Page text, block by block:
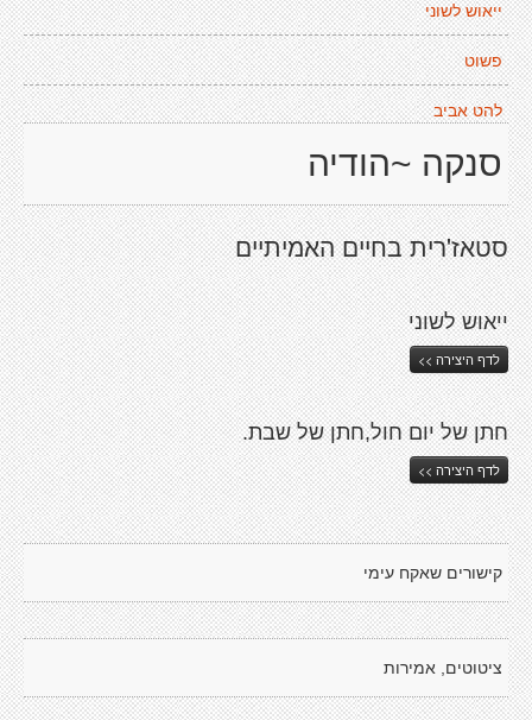
ייאוש לשוני
פשוט
להט אביב
סנקה ~הודיה
סטאז'רית בחיים האמיתיים
ייאוש לשוני
לדף היצירה >>
חתן של יום חול,חתן של שבת.
לדף היצירה >>
קישורים שאקח עימי
ציטוטים, אמירות